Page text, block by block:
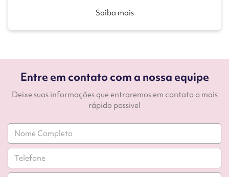
Saiba mais
Entre em contato com a nossa equipe
Deixe suas informações que entraremos em contato o mais
rápido possivel